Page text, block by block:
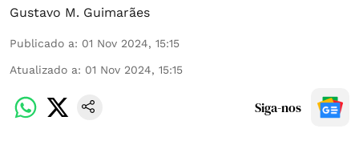
Gustavo M. Guimarães
Publicado a: 01 Nov 2024, 15:15
Atualizado a: 01 Nov 2024, 15:15
Siga-nos